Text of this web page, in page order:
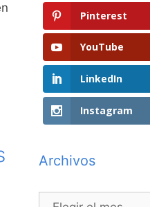
Pinterest
YouTube
LinkedIn
Instagram
Archivos
Archivos